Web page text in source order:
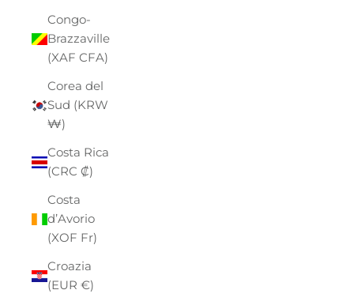
Congo-
Brazzaville
(XAF CFA)
Corea del
Sud (KRW
₩)
Costa Rica
(CRC ₡)
Costa
d’Avorio
(XOF Fr)
Croazia
(EUR €)